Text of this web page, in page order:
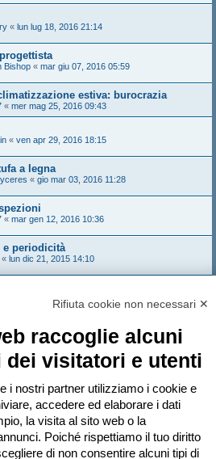
« lun lug 18, 2016 21:14
Bishop « mar giu 07, 2016 05:59
estiva: burocrazia
« mer mag 25, 2016 09:43
« ven apr 29, 2016 18:15
a legna
« gio mar 03, 2016 11:28
« mar gen 12, 2016 10:36
periodicità
« lun dic 21, 2015 14:10
« lun dic 14, 2015 22:12
Pagina 1di10
1 2 3 4 5 … 10 Prossimo
Vai a
Rifiuta cookie non necessari ✕
raccoglie alcuni
dei visitatori e utenti
i nostri partner utilizziamo i cookie e
accedere ed elaborare i dati
la visita al sito web o la
Poiché rispettiamo il tuo diritto
di non consentire alcuni tipi di